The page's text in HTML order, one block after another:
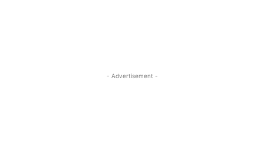
- Advertisement -